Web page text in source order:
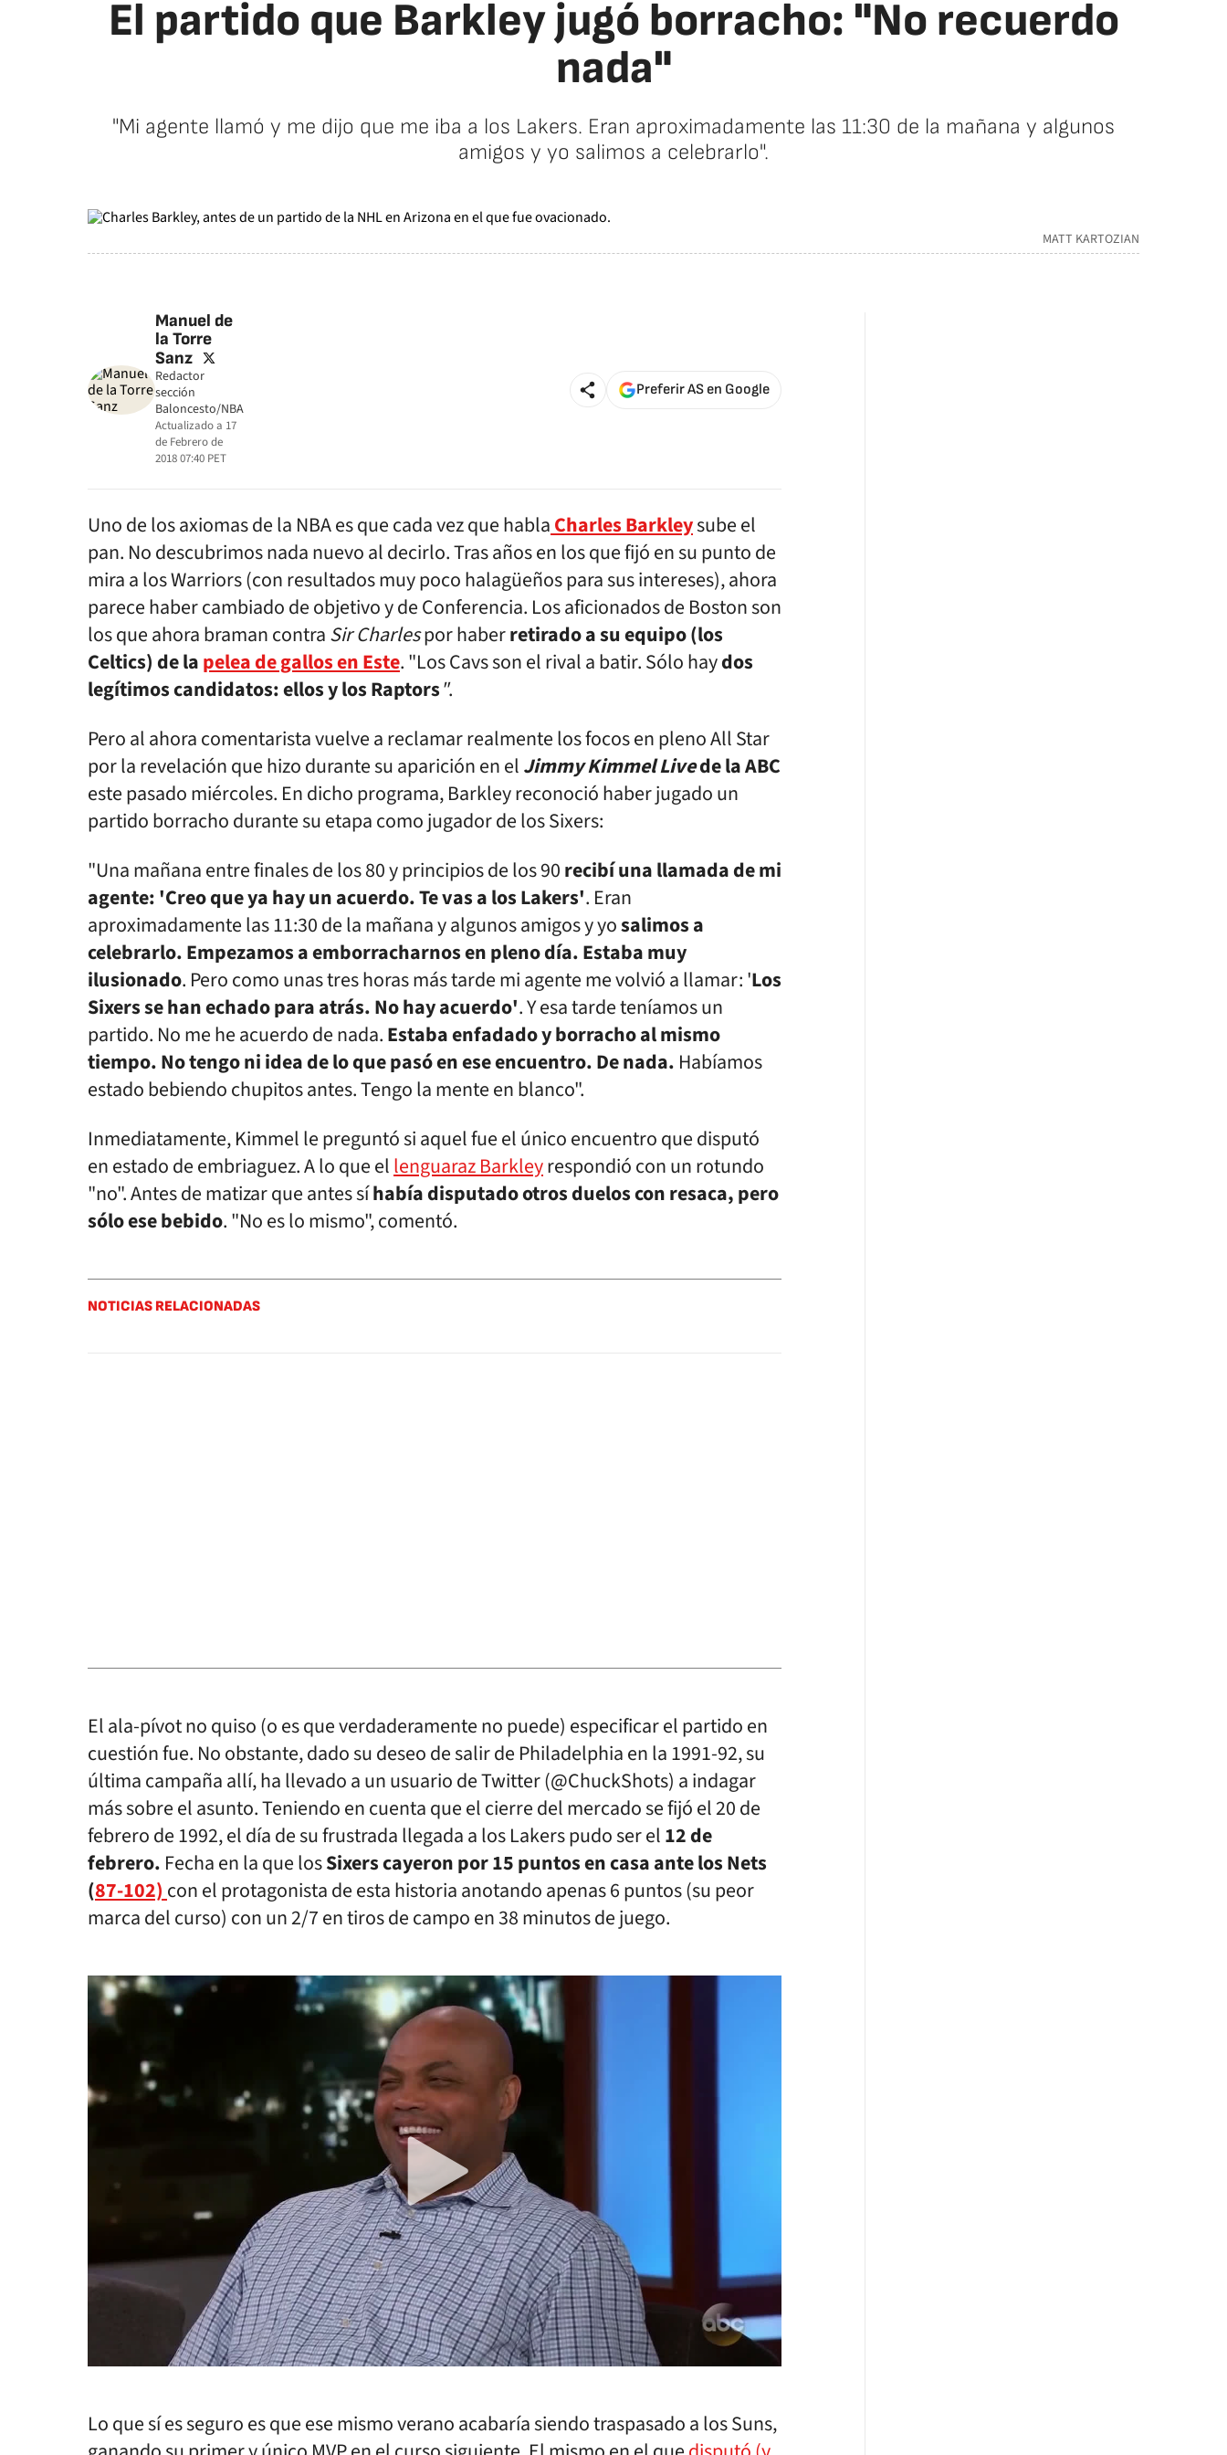
El partido que Barkley jugó borracho: "No recuerdo
nada"
"Mi agente llamó y me dijo que me iba a los Lakers. Eran aproximadamente las 11:30 de la mañana y algunos
amigos y yo salimos a celebrarlo".
MATT KARTOZIAN
Manuel de
la Torre
Sanz twitter
Redactor
sección
Baloncesto/NBA
Actualizado a 17
de Febrero de
2018 07:40 PET
Preferir AS en Google
Uno de los axiomas de la NBA es que cada vez que hablaCharles Barkleysube el
pan. No descubrimos nada nuevo al decirlo. Tras años en los que fijó en su punto de
mira a los Warriors (con resultados muy poco halagüeños para sus intereses), ahora
parece haber cambiado de objetivo y de Conferencia. Los aficionados de Boston son
los que ahora braman contraSir Charlespor haberretirado a su equipo (los
Celtics) de lapelea de gallos en Este. "Los Cavs son el rival a batir. Sólo haydos
legítimos candidatos: ellos y los Raptors".
Pero al ahora comentarista vuelve a reclamar realmente los focos en pleno All Star
por la revelación que hizo durante su aparición en elJimmy Kimmel Livede la ABC
este pasado miércoles. En dicho programa, Barkley reconoció haber jugado un
partido borracho durante su etapa como jugador de los Sixers:
"Una mañana entre finales de los 80 y principios de los 90recibí una llamada de mi
agente: 'Creo que ya hay un acuerdo. Te vas a los Lakers'. Eran
aproximadamente las 11:30 de la mañana y algunos amigos y yosalimos a
celebrarlo. Empezamos a emborracharnos en pleno día. Estaba muy
ilusionado. Pero como unas tres horas más tarde mi agente me volvió a llamar: 'Los
Sixers se han echado para atrás. No hay acuerdo'. Y esa tarde teníamos un
partido. No me he acuerdo de nada.Estaba enfadado y borracho al mismo
tiempo. No tengo ni idea de lo que pasó en ese encuentro. De nada. Habíamos
estado bebiendo chupitos antes. Tengo la mente en blanco".
Inmediatamente, Kimmel le preguntó si aquel fue el único encuentro que disputó
en estado de embriaguez. A lo que ellenguaraz Barkleyrespondió con un rotundo
"no". Antes de matizar que antes síhabía disputado otros duelos con resaca, pero
sólo ese bebido. "No es lo mismo", comentó.
NOTICIAS RELACIONADAS
El ala-pívot no quiso (o es que verdaderamente no puede) especificar el partido en
cuestión fue. No obstante, dado su deseo de salir de Philadelphia en la 1991-92, su
última campaña allí, ha llevado a un usuario de Twitter (@ChuckShots) a indagar
más sobre el asunto. Teniendo en cuenta que el cierre del mercado se fijó el 20 de
febrero de 1992, el día de su frustrada llegada a los Lakers pudo ser el12 de
febrero. Fecha en la que losSixers cayeron por 15 puntos en casa ante los Nets
(87-102) con el protagonista de esta historia anotando apenas 6 puntos (su peor
marca del curso) con un 2/7 en tiros de campo en 38 minutos de juego.
Lo que sí es seguro es que ese mismo verano acabaría siendo traspasado a los Suns,